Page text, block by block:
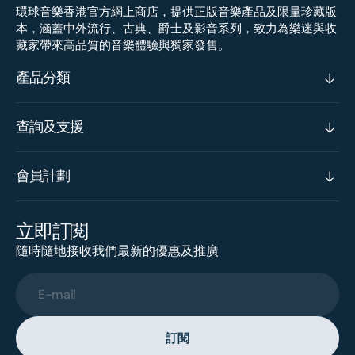
環球音樂香港官方網上商店，提供正版音樂產品及限量珍藏版
本，涵蓋中外流行、古典、爵士及影音系列，致力為樂迷與收
藏家帶來高品質的音樂體驗與獨家發售。
產品分類
查詢及支援
會員計劃
立即訂閱
隨時隨地接收我們最新的優惠及推廣
E-mail
訂閱